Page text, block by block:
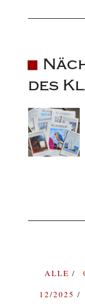
des
ALLE
12/2025